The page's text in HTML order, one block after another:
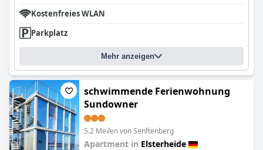
Kostenfreies WLAN
Parkplatz
Mehr anzeigen
schwimmende Ferienwohnung
Sundowner
5.2 Meilen von Senftenberg
Apartment in Elsterheide